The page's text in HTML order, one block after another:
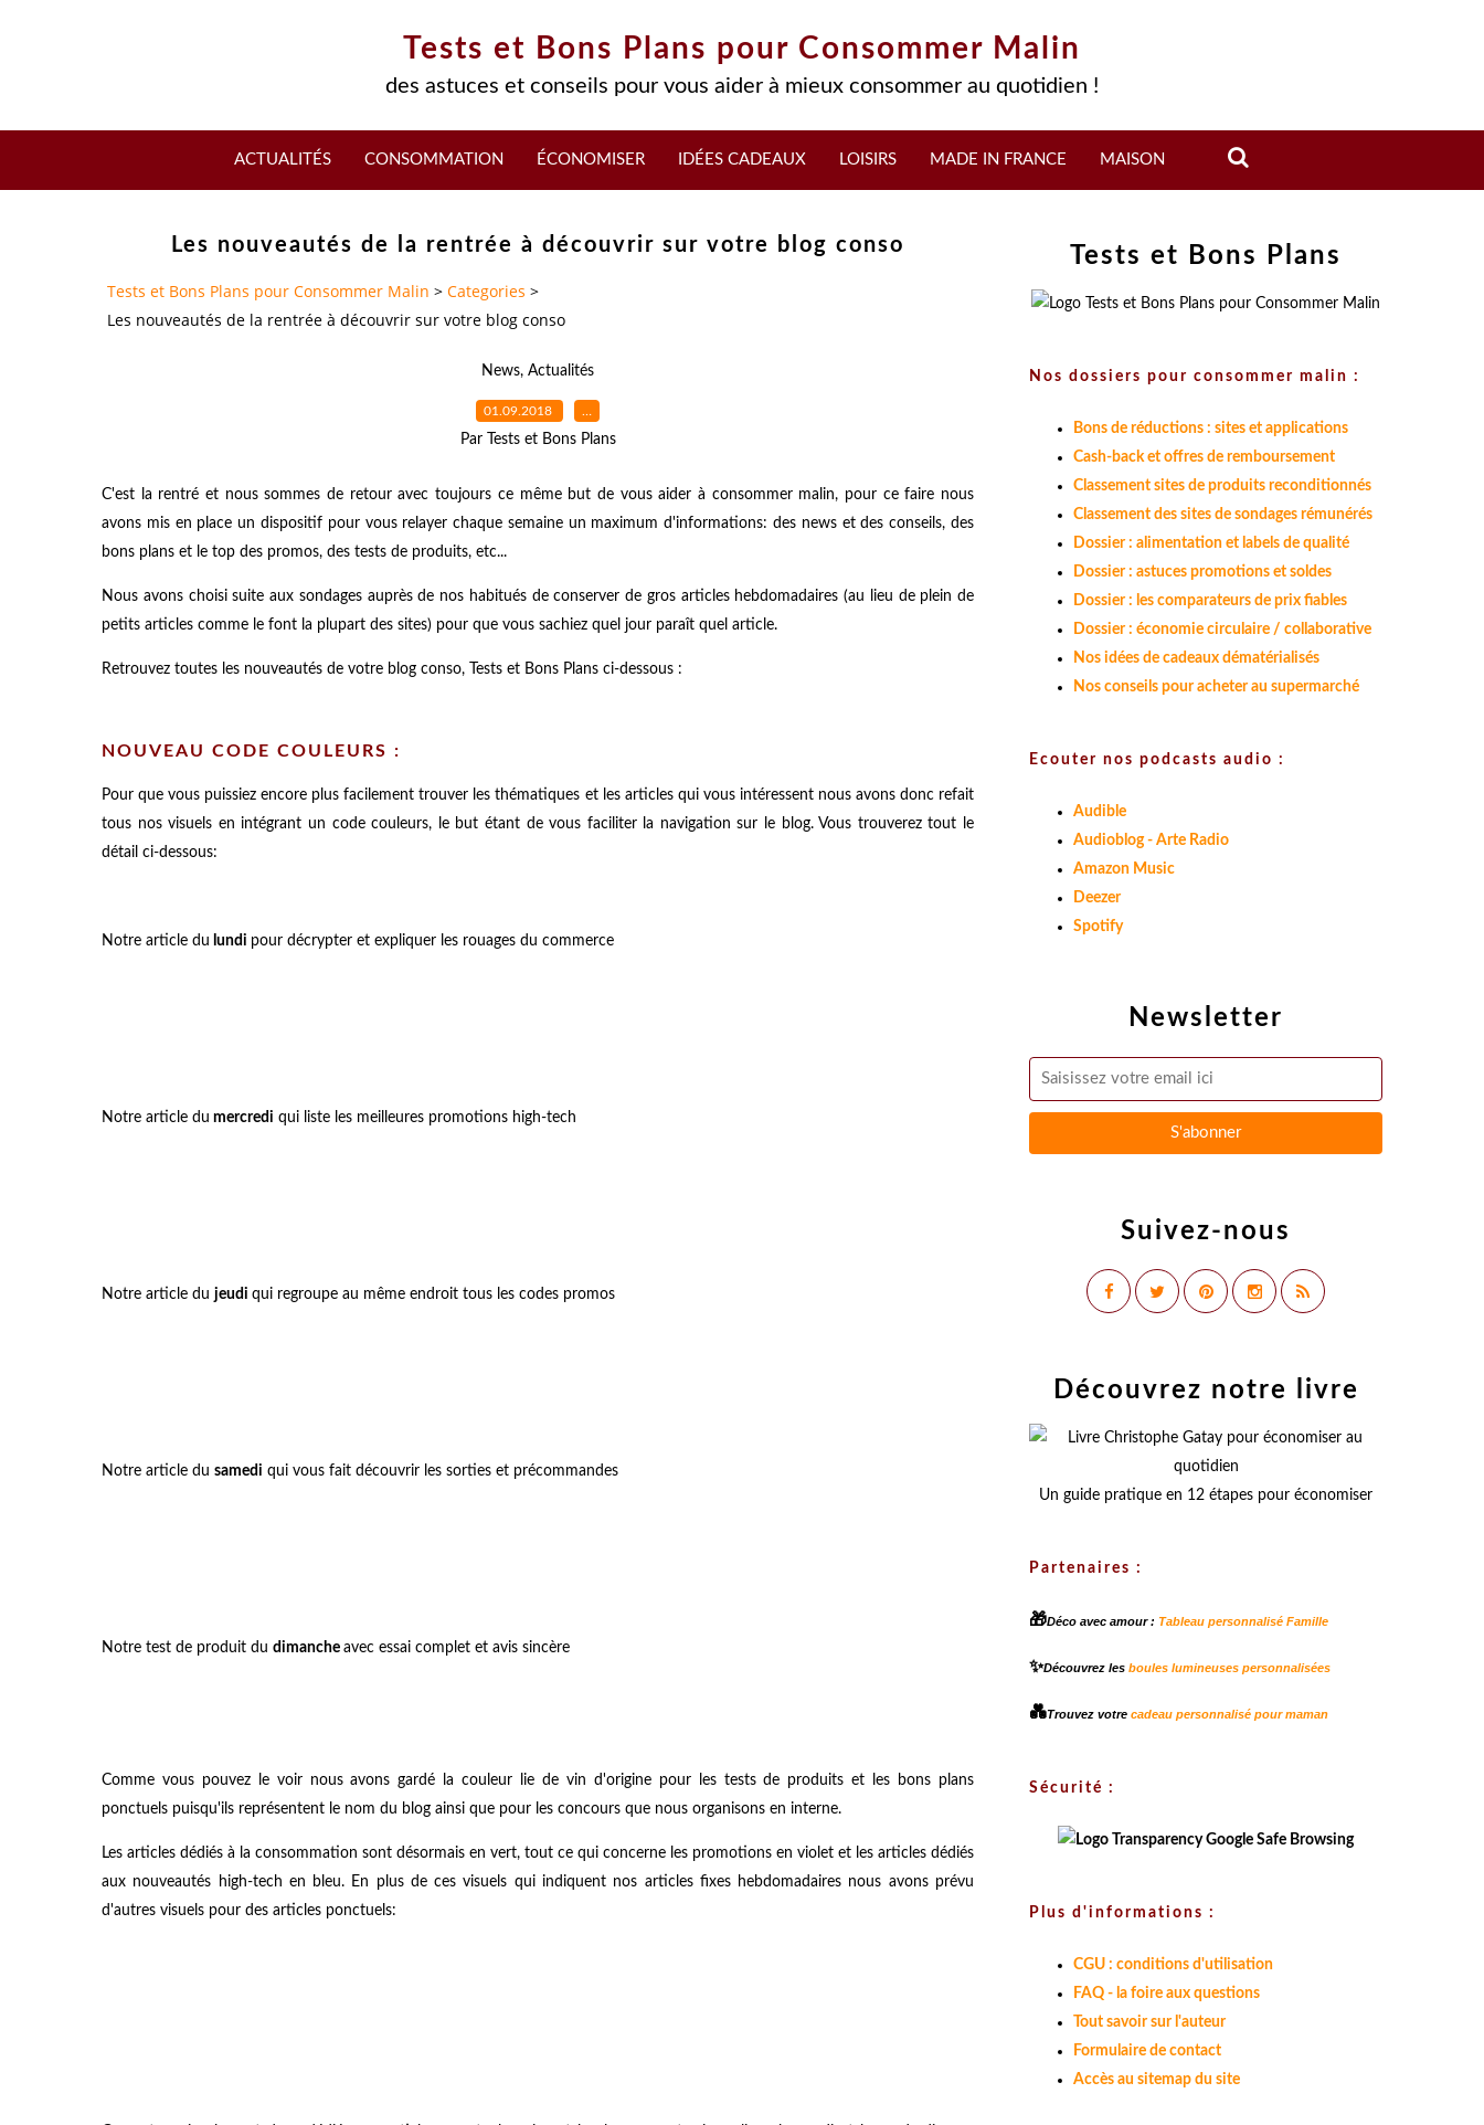
Tests et Bons Plans pour Consommer Malin
des astuces et conseils pour vous aider à mieux consommer au quotidien !
ACTUALITÉS CONSOMMATION ÉCONOMISER IDÉES CADEAUX LOISIRS MADE IN FRANCE MAISON
Les nouveautés de la rentrée à découvrir sur votre blog conso
Tests et Bons Plans pour Consommer Malin > Categories >
Les nouveautés de la rentrée à découvrir sur votre blog conso
News, Actualités
01.09.2018 …
Par Tests et Bons Plans
C'est la rentré et nous sommes de retour avec toujours ce même but de vous aider à consommer malin, pour ce faire nous
avons mis en place un dispositif pour vous relayer chaque semaine un maximum d'informations: des news et des conseils, des
bons plans et le top des promos, des tests de produits, etc...
Nous avons choisi suite aux sondages auprès de nos habitués de conserver de gros articles hebdomadaires (au lieu de plein de
petits articles comme le font la plupart des sites) pour que vous sachiez quel jour paraît quel article.
Retrouvez toutes les nouveautés de votre blog conso, Tests et Bons Plans ci-dessous :
NOUVEAU CODE COULEURS :
Pour que vous puissiez encore plus facilement trouver les thématiques et les articles qui vous intéressent nous avons donc refait
tous nos visuels en intégrant un code couleurs, le but étant de vous faciliter la navigation sur le blog. Vous trouverez tout le
détail ci-dessous:
Notre article du lundi pour décrypter et expliquer les rouages du commerce
Notre article du mercredi qui liste les meilleures promotions high-tech
Notre article du jeudi qui regroupe au même endroit tous les codes promos
Notre article du samedi qui vous fait découvrir les sorties et précommandes
Notre test de produit du dimanche avec essai complet et avis sincère
Comme vous pouvez le voir nous avons gardé la couleur lie de vin d'origine pour les tests de produits et les bons plans
ponctuels puisqu'ils représentent le nom du blog ainsi que pour les concours que nous organisons en interne.
Les articles dédiés à la consommation sont désormais en vert, tout ce qui concerne les promotions en violet et les articles dédiés
aux nouveautés high-tech en bleu. En plus de ces visuels qui indiquent nos articles fixes hebdomadaires nous avons prévu
d'autres visuels pour des articles ponctuels:
Newsletter
Suivez-nous
Tests et Bons Plans
Nos dossiers pour consommer malin :
Bons de réductions : sites et applications
Cash-back et offres de remboursement
Classement sites de produits reconditionnés
Classement des sites de sondages rémunérés
Dossier : alimentation et labels de qualité
Dossier : astuces promotions et soldes
Dossier : les comparateurs de prix fiables
Dossier : économie circulaire / collaborative
Nos idées de cadeaux dématérialisés
Nos conseils pour acheter au supermarché
Ecouter nos podcasts audio :
Audible
Audioblog - Arte Radio
Amazon Music
Deezer
Spotify
Découvrez notre livre
Un guide pratique en 12 étapes pour économiser
Partenaires :
🎁Déco avec amour : Tableau personnalisé Famille
✨Découvrez les boules lumineuses personnalisées
💑Trouvez votre cadeau personnalisé pour maman
Sécurité :
Plus d'informations :
CGU : conditions d'utilisation
FAQ - la foire aux questions
Tout savoir sur l'auteur
Formulaire de contact
Accès au sitemap du site